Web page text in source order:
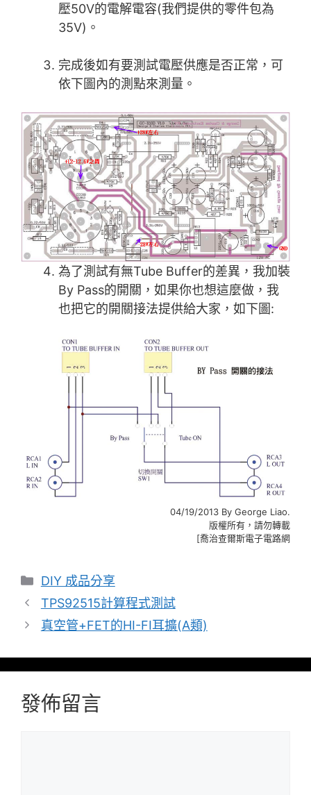
壓50V的電解電容(我們提供的零件包為
35V)。
完成後如有要測試電壓供應是否正常，可
依下圖內的測點來測量。
為了測試有無Tube Buffer的差異，我加裝
By Pass的開關，如果你也想這麼做，我
也把它的開關接法提供給大家，如下圖:
04/19/2013 By George Liao.
版權所有，請勿轉載
[喬治查爾斯電子電路網
分
類
DIY 成品分享
TPS92515計算程式測試
真空管+FET的HI-FI耳擴(A類)
發佈留言